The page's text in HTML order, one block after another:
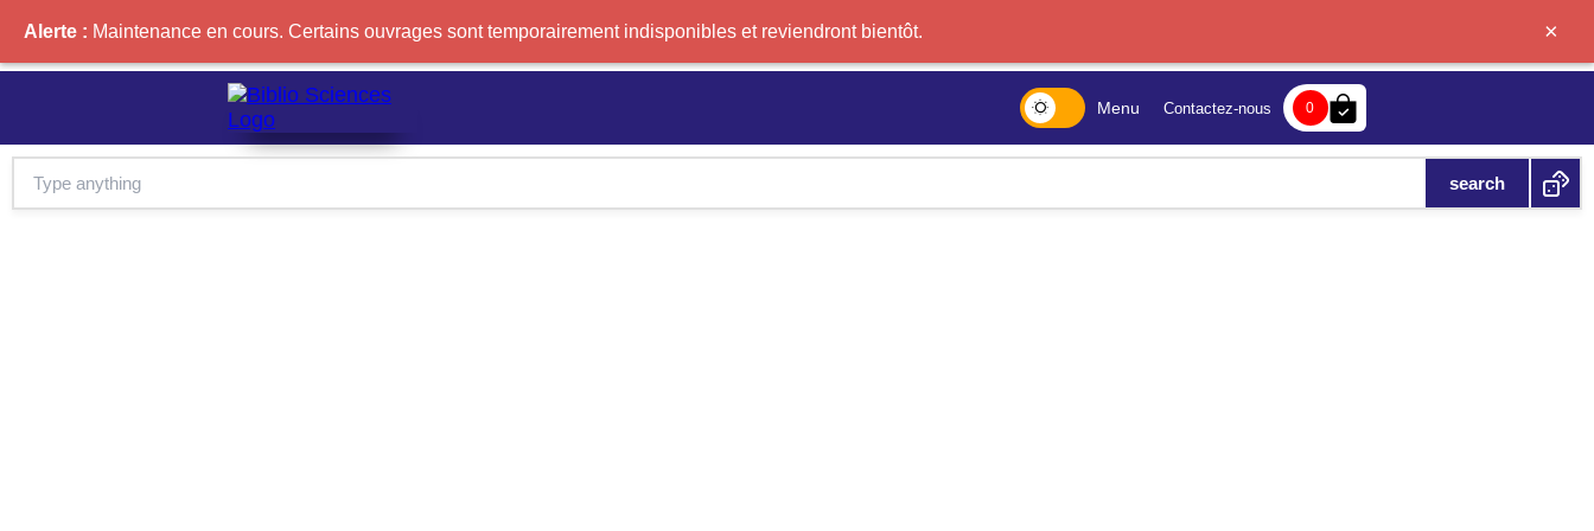
Menu Contactez-nous 0 bag-check
Alerte : Maintenance en cours. Certains ouvrages sont temporairement indisponibles et reviendront bientôt. ×